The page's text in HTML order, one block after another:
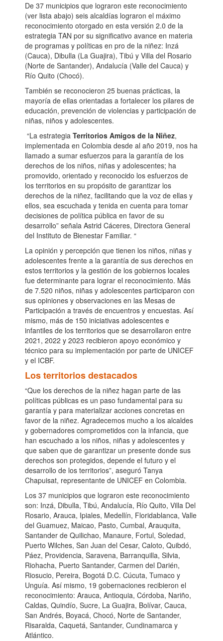
De 37 municipios que lograron este reconocimiento
(ver lista abajo) seis alcaldías lograron el máximo
reconocimiento otorgado en esta versión 2.0 de la
estrategia TAN por su significativo avance en materia
de programas y políticas en pro de la niñez: Inzá
(Cauca), Dibulla (La Guajira), Tibú y Villa del Rosario
(Norte de Santander), Andalucía (Valle del Cauca) y
Río Quito (Chocó).
También se reconocieron 25 buenas prácticas, la
mayoría de ellas orientadas a fortalecer los pilares de
educación, prevención de violencias y participación de
niñas, niños y adolescentes.
“La estrategia Territorios Amigos de la Niñez,
implementada en Colombia desde al año 2019, nos ha
llamado a sumar esfuerzos para la garantía de los
derechos de los niños, niñas y adolescentes; ha
promovido, orientado y reconocido los esfuerzos de
los territorios en su propósito de garantizar los
derechos de la niñez, facilitando que la voz de ellas y
ellos, sea escuchada y tenida en cuenta para tomar
decisiones de política pública en favor de su
desarrollo” señala Astrid Cáceres, Directora General
del Instituto de Bienestar Familiar. “
La opinión y percepción que tienen los niños, niñas y
adolescentes frente a la garantía de sus derechos en
estos territorios y la gestión de los gobiernos locales
fue determinante para lograr el reconocimiento. Más
de 7.520 niños, niñas y adolescentes participaron con
sus opiniones y observaciones en las Mesas de
Participación a través de encuentros y encuestas. Así
mismo, más de 150 iniciativas adolescentes e
infantiles de los territorios que se desarrollaron entre
2021, 2022 y 2023 recibieron apoyo económico y
técnico para su implementación por parte de UNICEF
y el ICBF.
Los territorios destacados
“Que los derechos de la niñez hagan parte de las
políticas públicas es un paso fundamental para su
garantía y para materializar acciones concretas en
favor de la niñez. Agradecemos mucho a los alcaldes
y gobernadores comprometidos con la infancia, que
han escuchado a los niños, niñas y adolescentes y
que saben que de garantizar un presente donde sus
derechos son protegidos, depende el futuro y el
desarrollo de los territorios”, aseguró Tanya
Chapuisat, representante de UNICEF en Colombia.
Los 37 municipios que lograron este reconocimiento
son: Inzá, Dibulla, Tibú, Andalucía, Río Quito, Villa Del
Rosario, Arauca, Ipiales, Medellín, Floridablanca, Valle
del Guamuez, Maicao, Pasto, Cumbal, Arauquita,
Santander de Quilichao, Manaure, Fortul, Soledad,
Puerto Wilches, San Juan del Cesar, Caloto, Quibdó,
Páez, Providencia, Saravena, Barranquilla, Silvia,
Riohacha, Puerto Santander, Carmen del Darién,
Riosucio, Pereira, Bogotá D.C. Cúcuta, Tumaco y
Unguía. Así mismo, 19 gobernaciones recibieron el
reconocimiento: Arauca, Antioquia, Córdoba, Nariño,
Caldas, Quindío, Sucre, La Guajira, Bolívar, Cauca,
San Andrés, Boyacá, Chocó, Norte de Santander,
Risaralda, Caquetá, Santander, Cundinamarca y
Atlántico.